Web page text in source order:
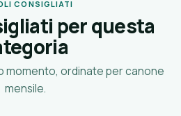
CONSIGLIATI
per questa
momento, ordinate per canone
mensile.